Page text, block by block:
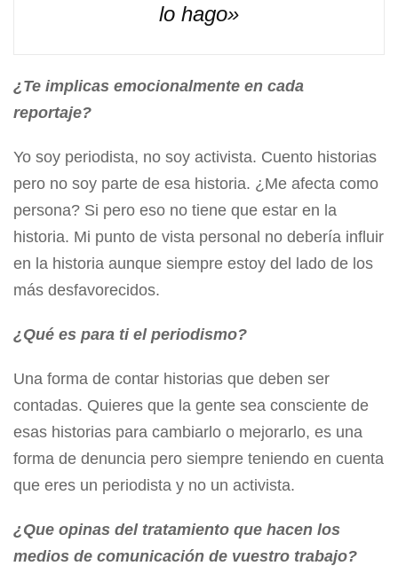
lo hago»
¿Te implicas emocionalmente en cada
reportaje?
Yo soy periodista, no soy activista. Cuento historias
pero no soy parte de esa historia. ¿Me afecta como
persona? Si pero eso no tiene que estar en la
historia. Mi punto de vista personal no debería influir
en la historia aunque siempre estoy del lado de los
más desfavorecidos.
¿Qué es para ti el periodismo?
Una forma de contar historias que deben ser
contadas. Quieres que la gente sea consciente de
esas historias para cambiarlo o mejorarlo, es una
forma de denuncia pero siempre teniendo en cuenta
que eres un periodista y no un activista.
¿Que opinas del tratamiento que hacen los
medios de comunicación de vuestro trabajo?